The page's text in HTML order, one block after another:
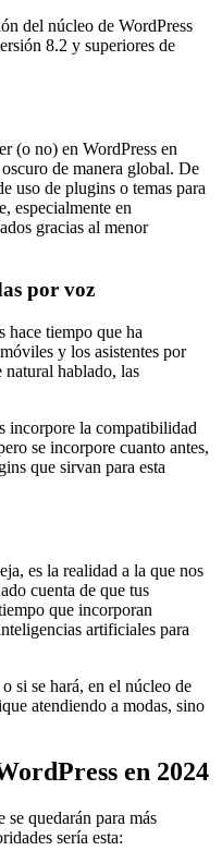
del núcleo de WordPress
8.2 y superiores de
(o no) en WordPress en
de manera global. De
uso de plugins o temas para
especialmente en
gracias al menor
por voz
hace tiempo que ha
y los asistentes por
natural hablado, las
incorpore la compatibilidad
se incorpore cuanto antes,
que sirvan para esta
es la realidad a la que nos
cuenta de que tus
que incorporan
artificiales para
si se hará, en el núcleo de
atendiendo a modas, sino
en 2024
quedarán para más
sería esta: